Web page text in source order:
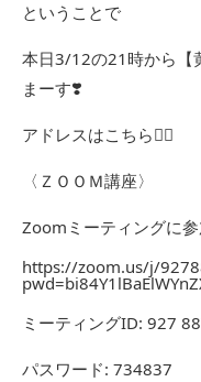
ということで
本日3/12の21時から【
まーす❣️
アドレスはこちら💁‍♀️
〈ＺＯＯＭ講座〉
Zoomミーティングに参
https://zoom.us/j/
ミーティングID: 927
パスワード: 734837